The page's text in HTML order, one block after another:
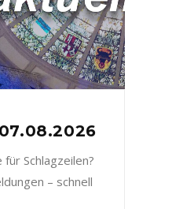
Schlagzeilen?
– schnell